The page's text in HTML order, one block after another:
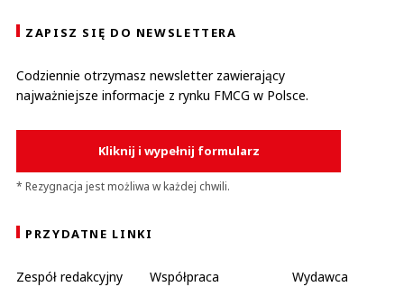
ZAPISZ SIĘ DO NEWSLETTERA
Codziennie otrzymasz newsletter zawierający
najważniejsze informacje z rynku FMCG w Polsce.
Kliknij i wypełnij formularz
* Rezygnacja jest możliwa w każdej chwili.
PRZYDATNE LINKI
Zespół redakcyjny Współpraca
Wydawca